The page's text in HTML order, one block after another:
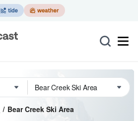
Bear Creek Ski Area